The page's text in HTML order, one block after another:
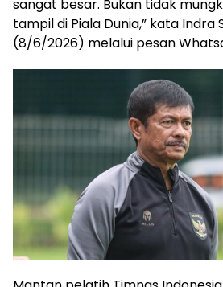
sangat besar. Bukan tidak
tampil di Piala Dunia,” kata Indra
(8/6/2026) melalui pesan